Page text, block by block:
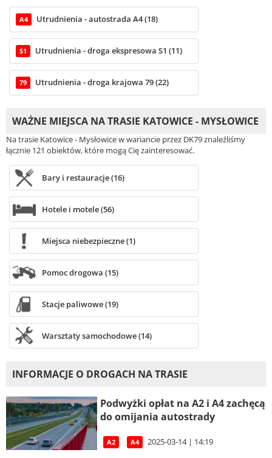
A4 Utrudnienia - autostrada A4 (18)
S1 Utrudnienia - droga ekspresowa S1 (11)
79 Utrudnienia - droga krajowa 79 (22)
WAŻNE MIEJSCA NA TRASIE KATOWICE - MYSŁOWICE
Na trasie Katowice - Mysłowice w wariancie przez DK79 znaleźliśmy
łącznie 121 obiektów, które mogą Cię zainteresować.
Bary i restauracje (16)
Hotele i motele (56)
Miejsca niebezpieczne (1)
Pomoc drogowa (15)
Stacje paliwowe (19)
Warsztaty samochodowe (14)
INFORMACJE O DROGACH NA TRASIE
Podwyżki opłat na A2 i A4 zachęcą
do omijania autostrady
A2 A4 2025-03-14 | 14:19